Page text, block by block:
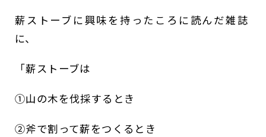
薪ストーブに興味を持ったころに読んだ雑誌
に、
「薪ストーブは
①山の木を伐採するとき
②斧で割って薪をつくるとき